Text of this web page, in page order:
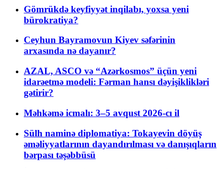
Gömrükdə keyfiyyət inqilabı, yoxsa yeni
bürokratiya?
Ceyhun Bayramovun Kiyev səfərinin
arxasında nə dayanır?
AZAL, ASCO və “Azərkosmos” üçün yeni
idarəetmə modeli: Fərman hansı dəyişiklikləri
gətirir?
Məhkəmə icmalı: 3–5 avqust 2026-cı il
Sülh naminə diplomatiya: Tokayevin döyüş
əməliyyatlarının dayandırılması və danışıqların
bərpası təşəbbüsü